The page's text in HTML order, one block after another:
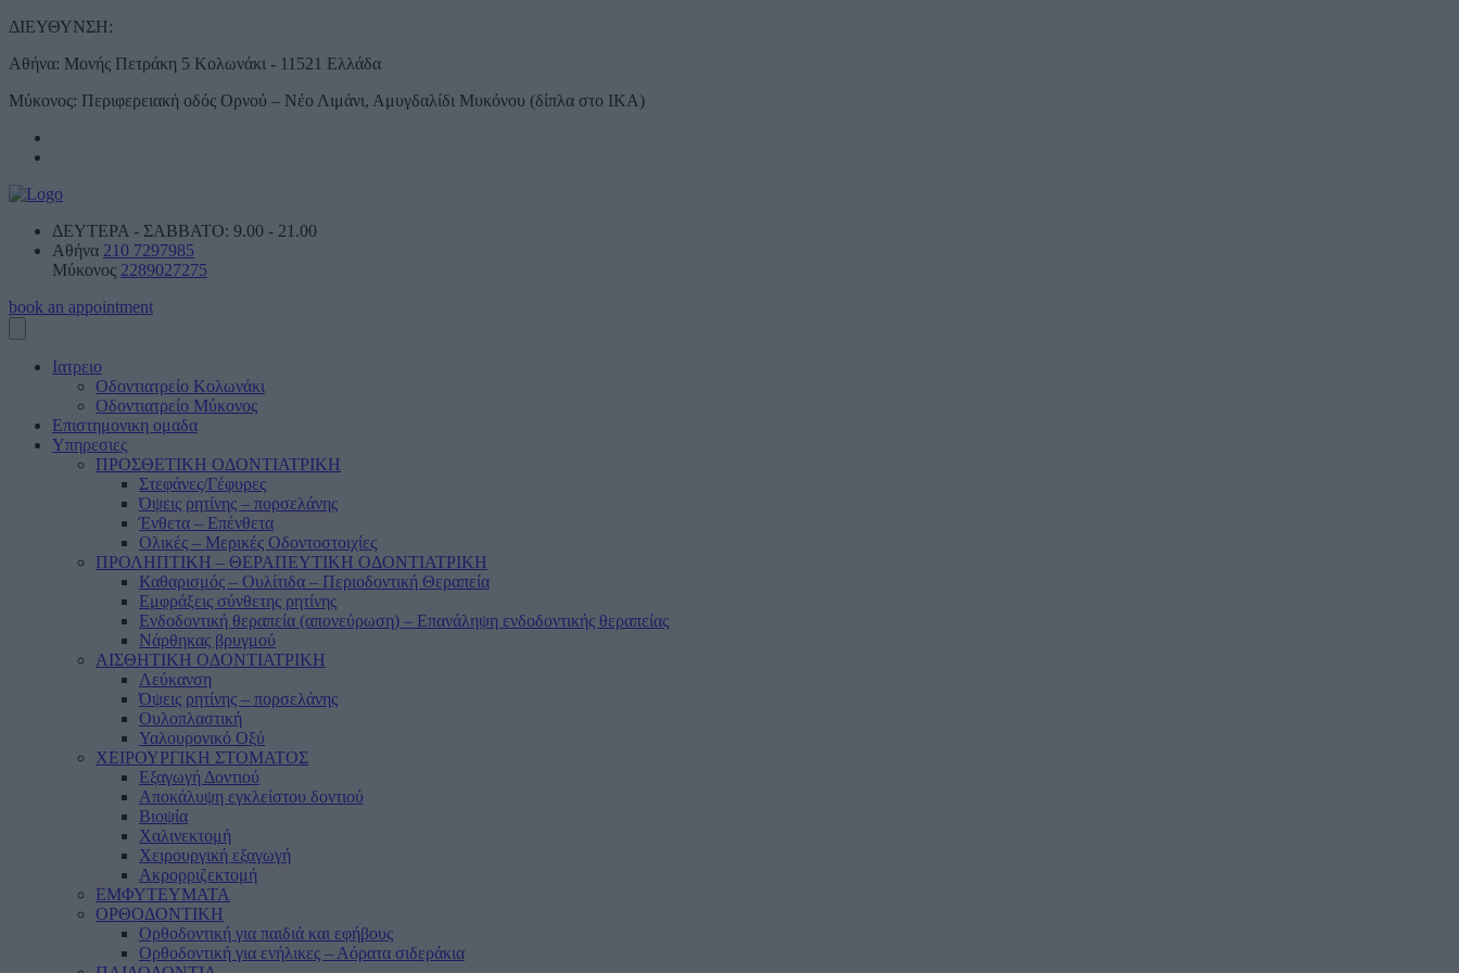
ΔΙΕΥΘΥΝΣΗ:
Αθήνα: Μονής Πετράκη 5 Κολωνάκι - 11521 Ελλάδα
Μύκονος: Περιφερειακή οδός Ορνού – Νέο Λιμάνι, Αμυγδαλίδι Μυκόνου (δίπλα στο ΙΚΑ)
ΔΕΥΤΕΡΑ - ΣΑBBATO: 9.00 - 21.00
Αθήνα 210 7297985
Μύκονος 2289027275
book an appointment
Ιατρειο
Οδοντιατρείο Κολωνάκι
Οδοντιατρείο Μύκονος
Επιστημονικη ομαδα
Υπηρεσιες
ΠΡΟΣΘΕΤΙΚΗ ΟΔΟΝΤΙΑΤΡΙΚΗ
Στεφάνες/Γέφυρες
Όψεις ρητίνης – πορσελάνης
Ένθετα – Επένθετα
Ολικές – Μερικές Οδοντοστοιχίες
ΠΡΟΛΗΠΤΙΚΗ – ΘΕΡΑΠΕΥΤΙΚΗ ΟΔΟΝΤΙΑΤΡΙΚΗ
Καθαρισμός – Ουλίτιδα – Περιοδοντική Θεραπεία
Εμφράξεις σύνθετης ρητίνης
Ενδοδοντική θεραπεία (απονεύρωση) – Επανάληψη ενδοδοντικής θεραπείας
Νάρθηκας βρυγμού
ΑΙΣΘΗΤΙΚΗ ΟΔΟΝΤΙΑΤΡΙΚΗ
Λεύκανση
Όψεις ρητίνης – πορσελάνης
Ουλοπλαστική
Υαλουρονικό Οξύ
ΧΕΙΡΟΥΡΓΙΚΗ ΣΤΟΜΑΤΟΣ
Εξαγωγή Δοντιού
Αποκάλυψη εγκλείστου δοντιού
Βιοψία
Χαλινεκτομή
Χειρουργική εξαγωγή
Ακρορριζεκτομή
ΕΜΦΥΤΕΥΜΑΤΑ
ΟΡΘΟΔΟΝΤΙΚΗ
Ορθοδοντική για παιδιά και εφήβους
Ορθοδοντική για ενήλικες – Αόρατα σιδεράκια